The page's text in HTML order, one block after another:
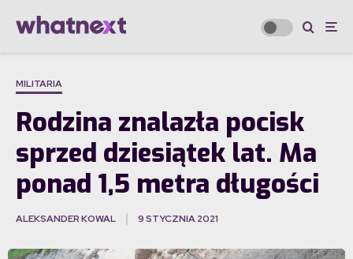
MILITARIA
Rodzina znalazła pocisk
sprzed dziesiątek lat. Ma
ponad 1,5 metra długości
ALEKSANDER KOWAL 9 STYCZNIA 2021